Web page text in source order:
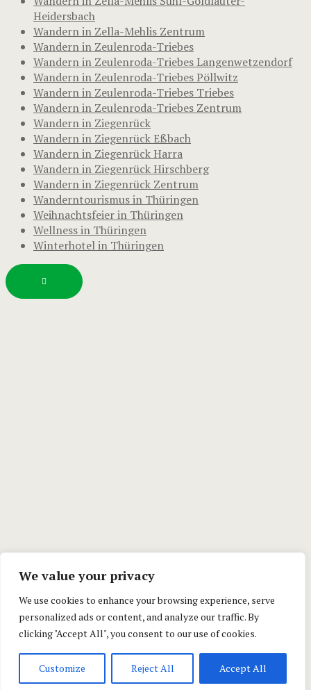
We value your privacy
We use cookies to enhance your browsing experience, serve
personalized ads or content, and analyze our traffic. By
clicking "Accept All", you consent to our use of cookies.
Customize Reject All Accept All
Heidersbach
Wandern in Zella-Mehlis Zentrum
Wandern in Zeulenroda-Triebes
Wandern in Zeulenroda-Triebes Langenwetzendorf
Wandern in Zeulenroda-Triebes Pöllwitz
Wandern in Zeulenroda-Triebes Triebes
Wandern in Zeulenroda-Triebes Zentrum
Wandern in Ziegenrück
Wandern in Ziegenrück Eßbach
Wandern in Ziegenrück Harra
Wandern in Ziegenrück Hirschberg
Wandern in Ziegenrück Zentrum
Wanderntourismus in Thüringen
Weihnachtsfeier in Thüringen
Wellness in Thüringen
Winterhotel in Thüringen